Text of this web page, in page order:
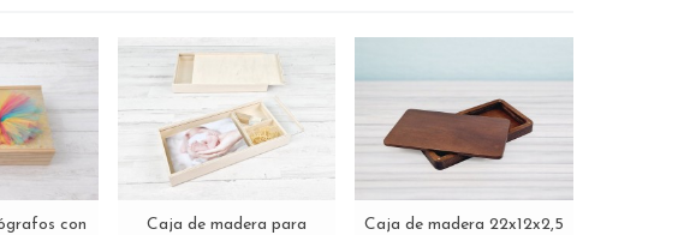
con
Ver más
Caja de madera para
Ver más
Caja de madera 22x12x2,5